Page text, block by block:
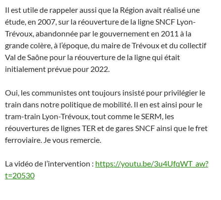
Il est utile de rappeler aussi que la Région avait réalisé une
étude, en 2007, sur la réouverture de la ligne SNCF Lyon-
Trévoux, abandonnée par le gouvernement en 2011 à la
grande colère, à l’époque, du maire de Trévoux et du collectif
Val de Saône pour la réouverture de la ligne qui était
initialement prévue pour 2022.
Oui, les communistes ont toujours insisté pour privilégier le
train dans notre politique de mobilité. Il en est ainsi pour le
tram-train Lyon-Trévoux, tout comme le SERM, les
réouvertures de lignes TER et de gares SNCF ainsi que le fret
ferroviaire. Je vous remercie.
La vidéo de l’intervention : https://youtu.be/3u4UfqWT_aw?
t=20530